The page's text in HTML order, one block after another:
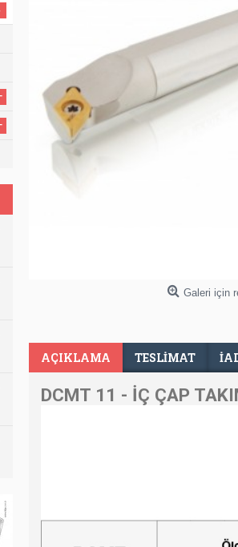
Galeri için
AÇIKLAMA TESLIMAT
DCMT 11 - İÇ ÇAP